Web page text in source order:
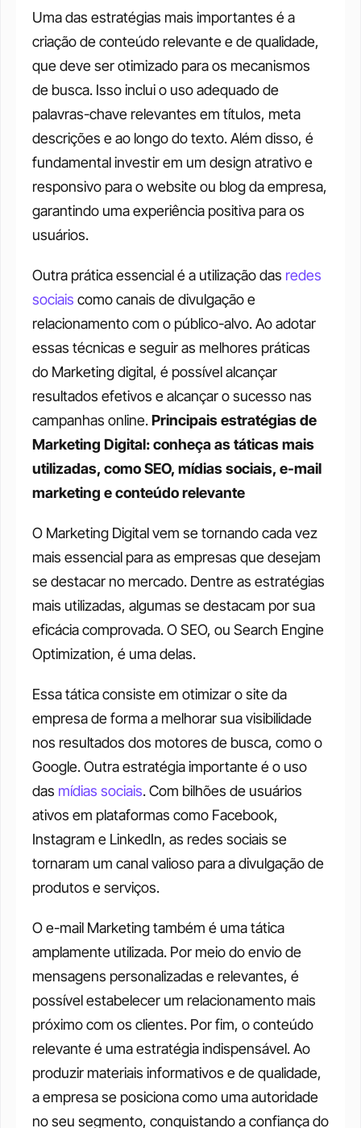
Uma das estratégias mais importantes é a
criação de conteúdo relevante e de qualidade,
que deve ser otimizado para os mecanismos
de busca. Isso inclui o uso adequado de
palavras-chave relevantes em títulos, meta
descrições e ao longo do texto. Além disso, é
fundamental investir em um design atrativo e
responsivo para o website ou blog da empresa,
garantindo uma experiência positiva para os
usuários.
Outra prática essencial é a utilização das redes
sociais como canais de divulgação e
relacionamento com o público-alvo. Ao adotar
essas técnicas e seguir as melhores práticas
do Marketing digital, é possível alcançar
resultados efetivos e alcançar o sucesso nas
campanhas online. Principais estratégias de
Marketing Digital: conheça as táticas mais
utilizadas, como SEO, mídias sociais, e-mail
marketing e conteúdo relevante
O Marketing Digital vem se tornando cada vez
mais essencial para as empresas que desejam
se destacar no mercado. Dentre as estratégias
mais utilizadas, algumas se destacam por sua
eficácia comprovada. O SEO, ou Search Engine
Optimization, é uma delas.
Essa tática consiste em otimizar o site da
empresa de forma a melhorar sua visibilidade
nos resultados dos motores de busca, como o
Google. Outra estratégia importante é o uso
das mídias sociais. Com bilhões de usuários
ativos em plataformas como Facebook,
Instagram e LinkedIn, as redes sociais se
tornaram um canal valioso para a divulgação de
produtos e serviços.
O e-mail Marketing também é uma tática
amplamente utilizada. Por meio do envio de
mensagens personalizadas e relevantes, é
possível estabelecer um relacionamento mais
próximo com os clientes. Por fim, o conteúdo
relevante é uma estratégia indispensável. Ao
produzir materiais informativos e de qualidade,
a empresa se posiciona como uma autoridade
no seu segmento, conquistando a confiança do